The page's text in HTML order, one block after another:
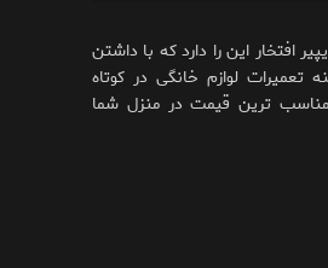
افتخار این را دارد که با داشتن
تعمیرات لوازم خانگی در کوتاه
ترین قیمت در منزل شما